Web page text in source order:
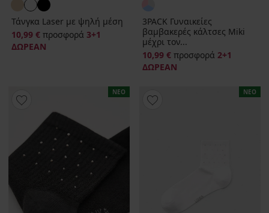
Τάνγκα Laser με ψηλή μέση
10,99 € προσφορά 3+1
ΔΩΡΕΑΝ
3PACK Γυναικείες
βαμβακερές κάλτσες Miki
μέχρι τον...
10,99 € προσφορά 2+1
ΔΩΡΕΑΝ
ΝΕΟ ΝΕΟ